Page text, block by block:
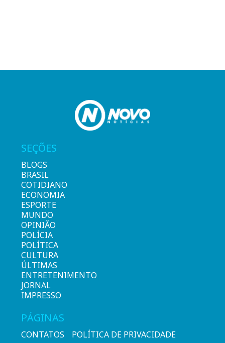
SEÇÕES
BLOGS
BRASIL
COTIDIANO
ECONOMIA
ESPORTE
MUNDO
OPINIÃO
POLÍCIA
POLÍTICA
CULTURA
ÚLTIMAS
ENTRETENIMENTO
JORNAL
IMPRESSO
PÁGINAS
CONTATOS POLÍTICA DE PRIVACIDADE